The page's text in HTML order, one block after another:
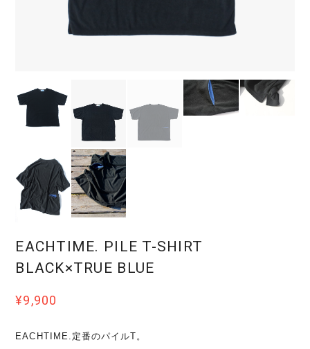
EACHTIME. PILE T-SHIRT
BLACK×TRUE BLUE
¥9,900
EACHTIME.定番のパイルT。